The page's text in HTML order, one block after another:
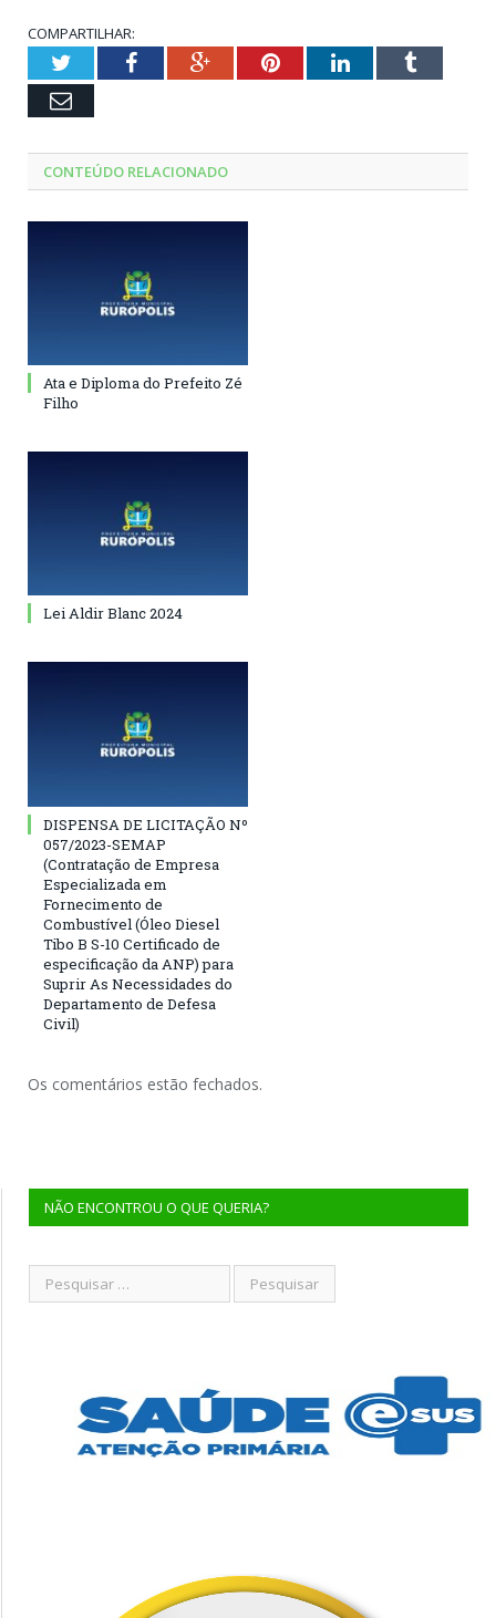
COMPARTILHAR:
TwitterFacebookGoogle+PinterestLinkedInTumblr
Email
CONTEÚDO RELACIONADO
Ata e Diploma do Prefeito Zé
Filho
Lei Aldir Blanc 2024
DISPENSA DE LICITAÇÃO Nº
057/2023-SEMAP
(Contratação de Empresa
Especializada em
Fornecimento de
Combustível (Óleo Diesel
Tibo B S-10 Certificado de
especificação da ANP) para
Suprir As Necessidades do
Departamento de Defesa
Civil)
Os comentários estão fechados.
NÃO ENCONTROU O QUE QUERIA?